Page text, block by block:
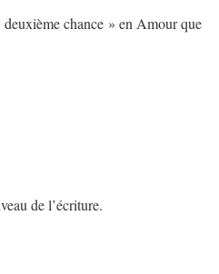
deuxième chance » en Amour que
de l’écriture.